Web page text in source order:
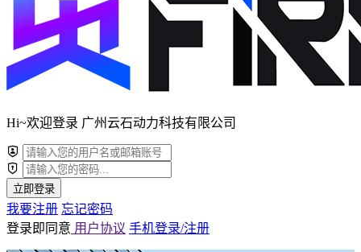
Hi~欢迎登录 广州云石动力科技有限公司
立即登录
我要注册 忘记密码
登录即同意 用户协议 手机登录/注册